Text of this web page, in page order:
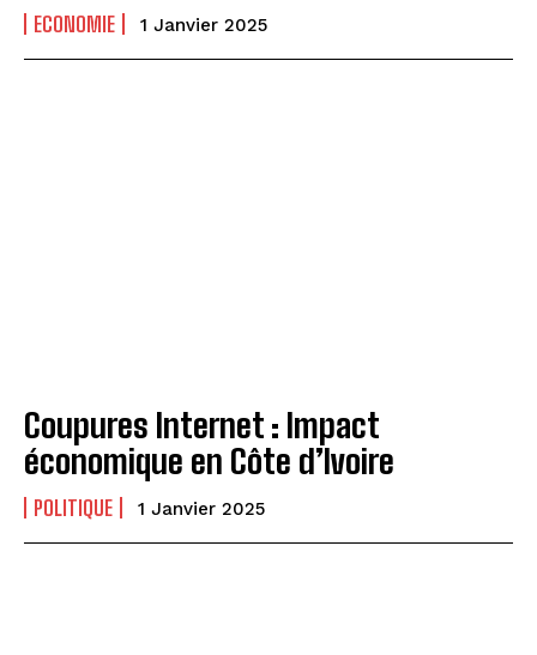
ECONOMIE 1 Janvier 2025
Coupures Internet : Impact
économique en Côte d’Ivoire
POLITIQUE 1 Janvier 2025